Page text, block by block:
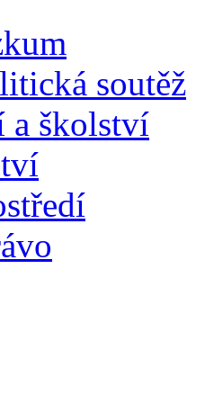
soutěž
a školství